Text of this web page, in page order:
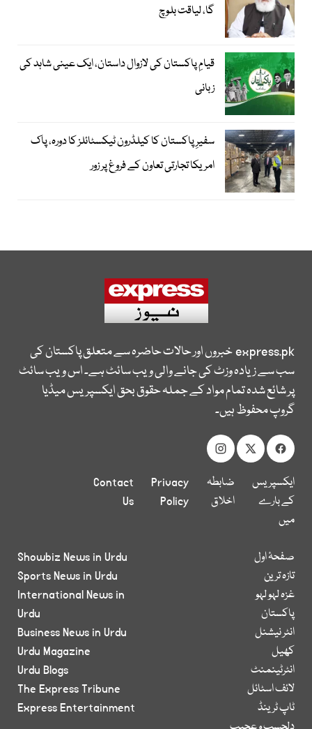
گا، لیاقت بلوچ
قیامِ پاکستان کی لازوال داستان، ایک عینی شاہد کی
زبانی
سفیرِ پاکستان کا کیلڈرون ٹیکسٹائلز کا دورہ، پاک
امریکا تجارتی تعاون کے فروغ پر زور
express.pkخبروں اور حالات حاضرہ سے متعلق پاکستان کی
سب سے زیادہ وزٹ کی جانے والی ویب سائٹ ہے۔ اس ویب سائٹ
پر شائع شدہ تمام مواد کے جملہ حقوق بحق ایکسپریس میڈیا
گروپ محفوظ ہیں۔
ایکسپریس
کے بارے
میں
ضابطہ
اخلاق
Privacy
Policy
Contact
Us
صفحۂ اول
تازہ ترین
غزہ لہو لہو
پاکستان
انٹر نیشنل
کھیل
انٹرٹینمنٹ
لائف اسٹائل
ٹاپ ٹرینڈ
Showbiz News in Urdu
Sports News in Urdu
International News in
Urdu
Business News in Urdu
Urdu Magazine
Urdu Blogs
The Express Tribune
Express Entertainment